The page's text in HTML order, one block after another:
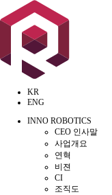
KR
ENG
INNO ROBOTICS
CEO 인사말
사업개요
연혁
비젼
CI
조직도